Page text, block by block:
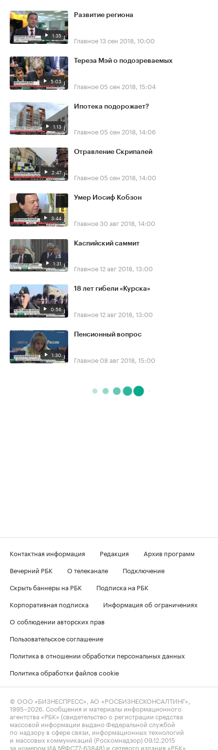
1:35
Развитие региона
Главное13 сен 2018, 10:00
5:03
Тереза Мэй о подозреваемых
Главное 05 сен 2018, 15:04
1:13
Ипотека подорожает?
Главное 05 сен 2018, 14:06
2:47
Отравление Скрипалей
Главное 05 сен 2018, 14:00
3:44
Умер Иосиф Кобзон
Главное30 авг 2018, 14:00
1:31
Каспийский саммит
Главное12 авг 2018, 13:00
0:56
18 лет гибели «Курска»
Главное12 авг 2018, 13:00
1:30
Пенсионный вопрос
Главное 08 авг 2018, 15:00
Контактная информация Редакция
Архив программ
Вечерний РБК
О телеканале
Подключение
Скрыть баннеры на РБК
Подписка на РБК
Корпоративная подписка
Информация об ограничениях
О соблюдении авторских прав
Пользовательское соглашение
Политика в отношении обработки персональных данных
Политика обработки файлов cookie
© ООО «БИЗНЕСПРЕСС», АО «РОСБИЗНЕСКОНСАЛТИНГ»,
1995–2026 . Сообщения и материалы информационного
агентства «РБК» (свидетельство о регистрации средства
массовой информации выдано Федеральной службой
по надзору в сфере связи, информационных технологий
и массовых коммуникаций (Роскомнадзор) 09.12.2015
за номером ИА №ФС77-63848) и сетевого издания «РБК»